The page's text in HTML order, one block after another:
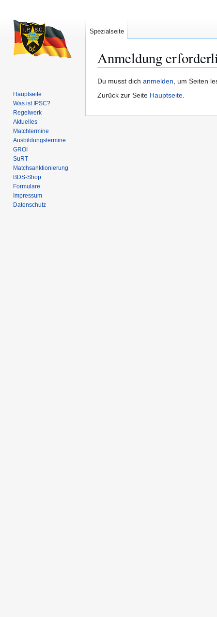
Anmeldung
Zur
Navigation
Zur
Suche
Du musst dich anmelden, um Seiten
Zurück zur Seite Hauptseite.
Spezialseite
Hauptseite
Was ist IPSC?
Regelwerk
Aktuelles
Matchtermine
Ausbildungs­termine
GROI
SuRT
Match­sanktionierung
BDS-Shop
Formulare
Impressum
Datenschutz